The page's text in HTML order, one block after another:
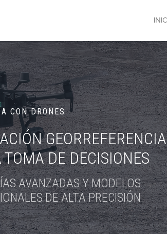
CON DRONES
DE DECISIONES
AVANZADAS Y MODELOS
DE ALTA PRECISIÓN